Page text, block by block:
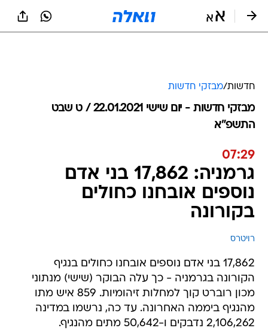
חדשות/מבזקי חדשות
מבזקי חדשות - יום שישי 22.01.2021 / ט שבט
התשפ"א
07:29
גרמניה: 17,862 בני אדם
נוספים אובחנו כחולים
בקורונה
רויטרס
17,862 בני אדם נוספים אובחנו כחולים בנגיף
הקורונה בגרמניה - כך עלה הבוקר (שישי) מנתוני
מכון רוברט קוך למחלות זיהומיות. 859 איש מתו
מהנגיף ביממה האחרונה. עד כה, נרשמו במדינה
2,106,262 נדבקים ו-50,642 מתים מהנגיף.